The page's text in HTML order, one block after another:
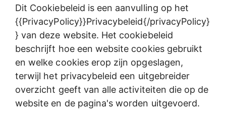
Dit Cookiebeleid is een aanvulling op het
{{PrivacyPolicy}}Privacybeleid{/privacyPolicy}
} van deze website. Het cookiebeleid
beschrijft hoe een website cookies gebruikt
en welke cookies erop zijn opgeslagen,
terwijl het privacybeleid een uitgebreider
overzicht geeft van alle activiteiten die op de
website en de pagina's worden uitgevoerd.